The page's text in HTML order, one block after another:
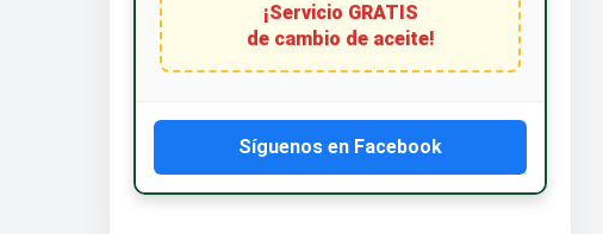
¡Servicio GRATIS
de cambio de aceite!
Síguenos en Facebook